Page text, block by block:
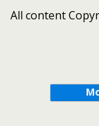
All content